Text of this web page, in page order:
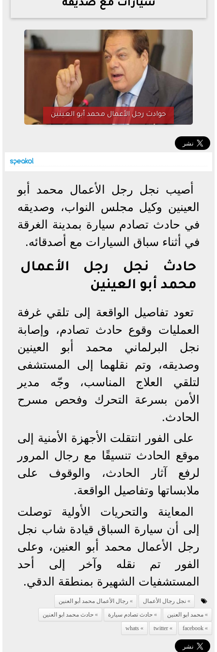
تصرف مثير من ميسي ونجوم الأرجنتين قبل مواجهة مصر
- 2026
تحسن حالة فضل شاكر الصحية وخروجه من المستشفى |
أسعار الحديد والأسمنت اليوم الإثنين 6 - 7 - 2026
سيارات مع صديقه
حوادث رجل الأعمال محمد أبو العينين
أصيب نجل رجل الأعمال محمد أبو
العينين وكيل مجلس النواب، وصديقه
في حادث تصادم سيارة بمدينة الغرقة
في أثناء سباق السيارات مع أصدقائه.
حادث نجل رجل الأعمال
محمد أبو العينين
تعود تفاصيل الواقعة إلى تلقي غرفة
العمليات وقوع حادث تصادم، وإصابة
نجل البرلماني محمد أبو العينين
وصديقه، وتم نقلهما إلى المستشفى
لتلقي العلاج المناسب، وجّه مدير
الأمن بسرعة التحرك وفحص مسرح
الحادث.
على الفور انتقلت الأجهزة الأمنية إلى
موقع الحادث تنسيقًا مع رجال المرور
لرفع آثار الحادث، والوقوف على
ملابساتها وتفاصيل الواقعة.
المعاينة والتحريات الأولية توصلت
إلى أن سيارة السباق قيادة شاب نجل
رجل الأعمال محمد أبو العنين، وعلى
الفور تم نقله وآخر إلى أحد
المستشفيات الشهيرة بمنطقة الدقي.
نجل رجال الأعمال
رجال الأعمال محمد أبو العنين
محمد ابو العنين
حادث تصادم سيارة
حادث محمد ابو العنين
facebook
twitter
whats